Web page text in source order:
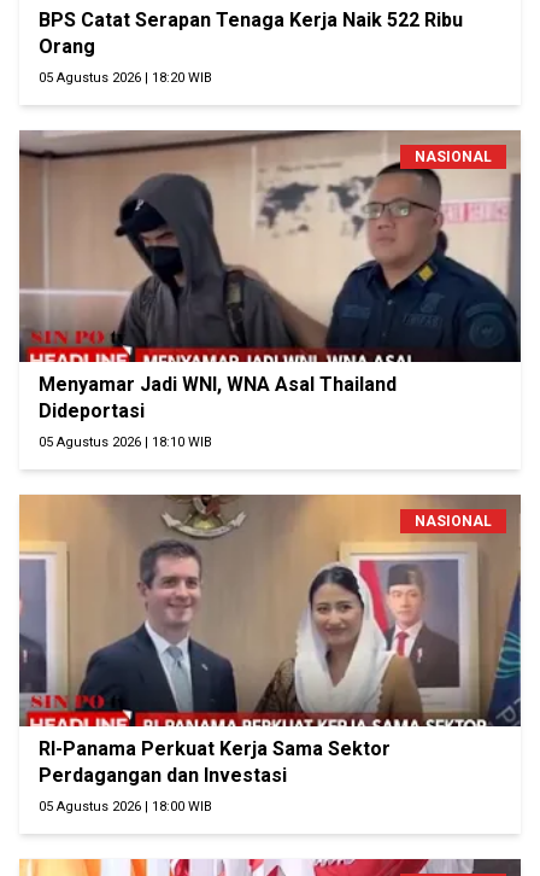
BPS Catat Serapan Tenaga Kerja Naik 522 Ribu
Orang
05 Agustus 2026 | 18:20 WIB
NASIONAL
Menyamar Jadi WNI, WNA Asal Thailand
Dideportasi
05 Agustus 2026 | 18:10 WIB
NASIONAL
RI-Panama Perkuat Kerja Sama Sektor
Perdagangan dan Investasi
05 Agustus 2026 | 18:00 WIB